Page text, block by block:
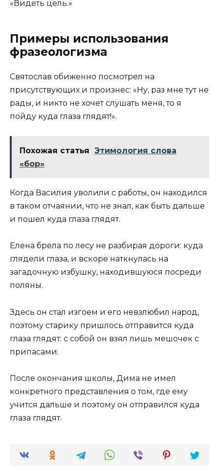
«Видеть цель.»
Примеры использования
фразеологизма
Святослав обиженно посмотрел на
присутствующих и произнес: «Ну, раз мне тут не
рады, и никто не хочет слушать меня, то я
пойду куда глаза глядят!».
Похожая статья Этимология слова
«бор»
Когда Василия уволили с работы, он находился
в таком отчаянии, что не знал, как быть дальше
и пошел куда глаза глядят.
Елена брела по лесу не разбирая дороги: куда
глядели глаза, и вскоре наткнулась на
загадочную избушку, находившуюся посреди
поляны.
Здесь он стал изгоем и его невзлюбил народ,
поэтому старику пришлось отправится куда
глаза глядят: с собой он взял лишь мешочек с
припасами.
После окончания школы, Дима не имел
конкретного представления о том, где ему
учится дальше и поэтому он отправился куда
глаза глядят.